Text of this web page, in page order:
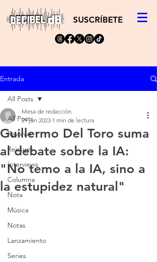
SUSCRÍBETE
Entrada
All Posts
Reviews
Reissues
Interviews
Columna
Nota
Música
Notas
Lanzamiento
Series
All Posts
Guillermo Del Toro suma
al debate sobre la IA:
"No temo a la IA, sino a
la estupidez natural"
Mesa de redacción
29 jun 2023 1 min de lectura